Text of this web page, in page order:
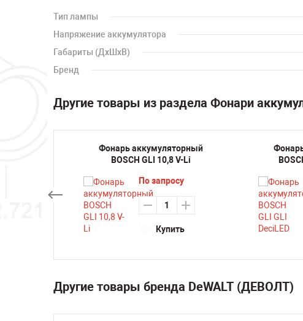
Тип лампы
Напряжение аккумулятора
Габариты (ДхШхВ)
Бренд
Другие товары из раздела Фонари
Фонарь аккумуляторный
BOSCH GLI 10,8 V-Li
По запросу
Купить
Другие товары бренда DeWALT (ДЕВОЛТ)